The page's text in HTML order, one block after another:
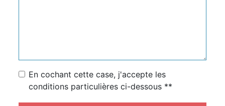
En cochant cette case, j'accepte les
conditions particulières ci-dessous **